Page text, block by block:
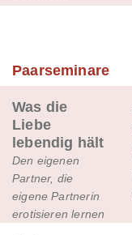
Paarseminare
Was die
Liebe
lebendig hält
Den eigenen
Partner, die
eigene Partnerin
erotisieren lernen